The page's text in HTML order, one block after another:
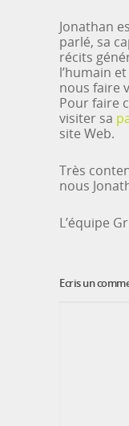
Jonathan
parlé, sa
récits
l’humain
nous faire
Pour faire
visiter sa
site Web.
Très
nous
L’équipe
Ecris un